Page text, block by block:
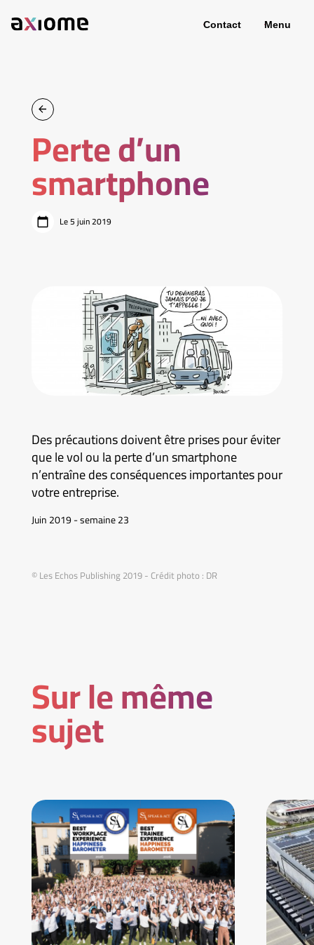
Contact Menu
Perte d’un
smartphone
Le 5 juin 2019
Des précautions doivent être prises pour éviter
que le vol ou la perte d’un smartphone
n’entraîne des conséquences importantes pour
votre entreprise.
Juin 2019 - semaine 23
© Les Echos Publishing 2019 - Crédit photo : DR
Sur le même
sujet